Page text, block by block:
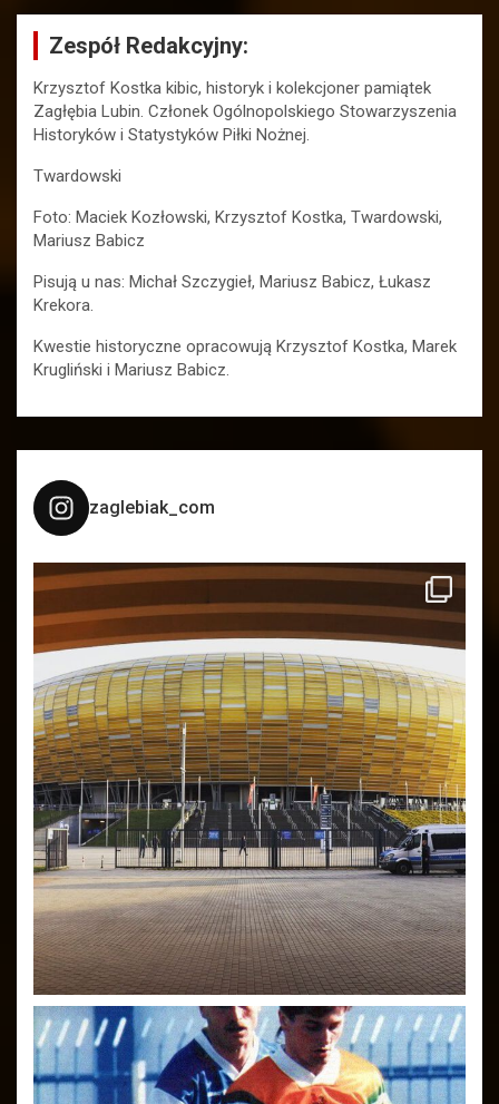
Zespół Redakcyjny:
Krzysztof Kostka kibic, historyk i kolekcjoner pamiątek
Zagłębia Lubin. Członek Ogólnopolskiego Stowarzyszenia
Historyków i Statystyków Piłki Nożnej.
Twardowski
Foto: Maciek Kozłowski, Krzysztof Kostka, Twardowski,
Mariusz Babicz
Pisują u nas: Michał Szczygieł, Mariusz Babicz, Łukasz
Krekora.
Kwestie historyczne opracowują Krzysztof Kostka, Marek
Krugliński i Mariusz Babicz.
zaglebiak_com